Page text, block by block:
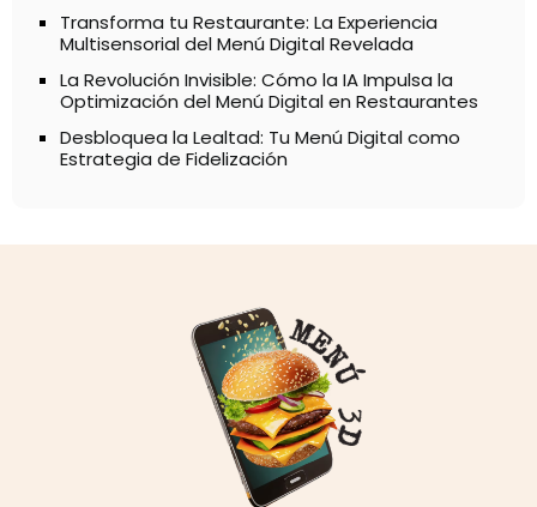
Transforma tu Restaurante: La Experiencia
Multisensorial del Menú Digital Revelada
La Revolución Invisible: Cómo la IA Impulsa la
Optimización del Menú Digital en Restaurantes
Desbloquea la Lealtad: Tu Menú Digital como
Estrategia de Fidelización